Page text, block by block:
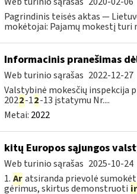
Pagrindinis teisės aktas —
mokėtojai: Pajamų mokestį turi
Informacinis pranešimas
Web turinio sąrašas 2022-12-27
Valstybinė mokesčių inspekcija
2022-12-13 įstatymu Nr....
Metai: 2022
kitų Europos sąjungos
Web turinio sąrašas 2025-10-24
1. Ar atsiranda prievolė
gėrimus, skirtus demonstruoti ir